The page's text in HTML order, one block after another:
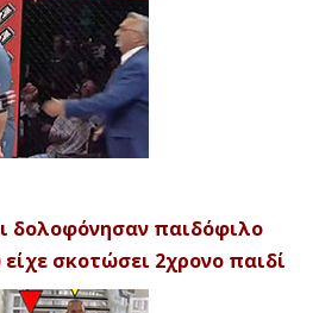
δολοφόνησαν παιδόφιλο
σκοτώσει 2χρονο παιδί